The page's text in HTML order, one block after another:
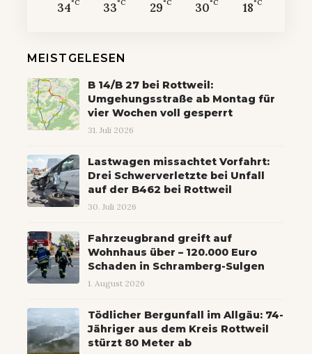
34°C 33°C 29°C 30°C 18°C
MEISTGELESEN
B 14/B 27 bei Rottweil:
Umgehungsstraße ab Montag für
vier Wochen voll gesperrt
31. Juli 2026
Lastwagen missachtet Vorfahrt:
Drei Schwerverletzte bei Unfall
auf der B462 bei Rottweil
30. Juli 2026
Fahrzeugbrand greift auf
Wohnhaus über – 120.000 Euro
Schaden in Schramberg-Sulgen
1. August 2026
Tödlicher Bergunfall im Allgäu: 74-
Jähriger aus dem Kreis Rottweil
stürzt 80 Meter ab